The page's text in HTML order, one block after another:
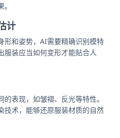
计
形和姿势，AI需要精确识别模特
服装应当如何变形才能贴合人
表现，如皱褶、反光等特性。
技术，能够还原服装材质的自然